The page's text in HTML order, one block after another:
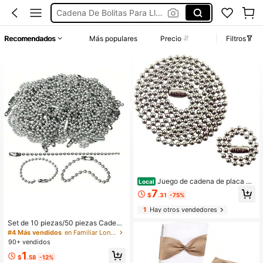
Cadena De Bolitas Para Llavero
Recomendados Más populares Precio Filtros
Set de 10 piezas/50 piezas Cadena
de bolas, Cadena de cuentas, Cade
na de placas de identificación, Cad
idades de joyería y llaveros, Caden
#4 Más vendidos
en Familiar Lonas y amarres
90+ vendidos
$1 .58 -12%
Local Juego de cadena de placa de
identificación militar de acero inoxi
dable, cadenas de bolas de 27 pulg
adas y 4.5 pulgadas, cadena de ta
maño #3 de 2.4mm
$7.31 -75%
1Hay otros vendedores